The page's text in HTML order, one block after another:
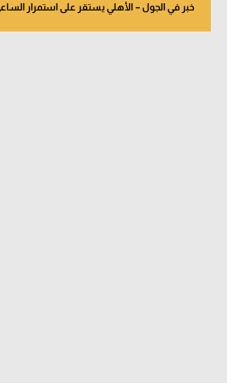
خبر في الجول – الأهلي يستقر على استمرار